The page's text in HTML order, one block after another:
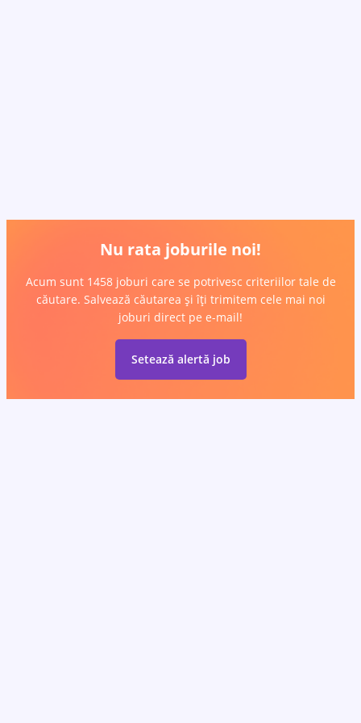
Nu rata joburile noi!
Acum sunt 1458 joburi care se potrivesc criteriilor tale de
căutare. Salvează căutarea și îți trimitem cele mai noi
joburi direct pe e-mail!
Setează alertă job